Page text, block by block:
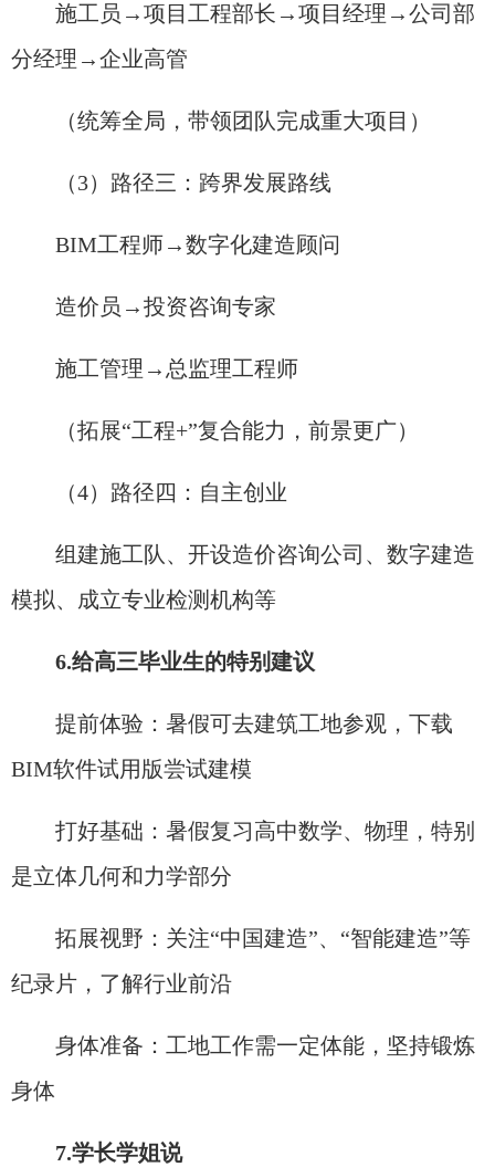
施工员→项目工程部长→项目经理→公司部
分经理→企业高管
（统筹全局，带领团队完成重大项目）
（3）路径三：跨界发展路线​
BIM工程师→数字化建造顾问
造价员→投资咨询专家
施工管理→总监理工程师
（拓展“工程+”复合能力，前景更广）
（4）路径四：自主创业​
组建施工队、开设造价咨询公司、数字建造
模拟、成立专业检测机构等
6.给高三毕业生的特别建议
提前体验：暑假可去建筑工地参观，下载
BIM软件试用版尝试建模
打好基础：暑假复习高中数学、物理，特别
是立体几何和力学部分
拓展视野：关注“中国建造”、“智能建造”等
纪录片，了解行业前沿
身体准备：工地工作需一定体能，坚持锻炼
身体
7.学长学姐说